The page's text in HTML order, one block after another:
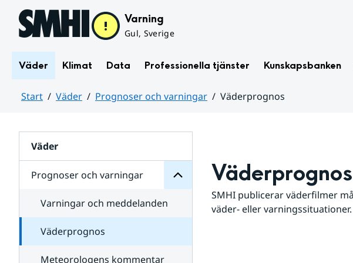
Hoppa till sidans innehåll Varning
Gul, Sverige
Väder Klimat Data Professionella tjänster Kunskapsbanken
Start Väder Prognoser och varningar
Väderprognos
Väder
Prognoser och varningar
för
varningar
Varningar och meddelanden
Väderprognos
Meteorologens kommentar
Väderprognos
SMHI publicerar väderfilmer
väder- eller varningssituationer.